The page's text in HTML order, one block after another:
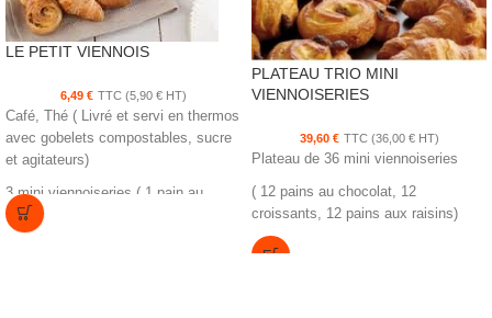
LE PETIT VIENNOIS
6,49 € TTC (5,90 €HT)
Café, Thé ( Livré et servi en thermos
avec gobelets compostables, sucre
et agitateurs)
3 mini viennoiseries ( 1 pain au
chocolat, 1 croissant, 1 pain aux
raisins)
PLATEAU TRIO MINI
VIENNOISERIES
39,60 € TTC (36,00 €HT)
Plateau de 36 mini viennoiseries
( 12 pains au chocolat, 12
croissants, 12 pains aux raisins)